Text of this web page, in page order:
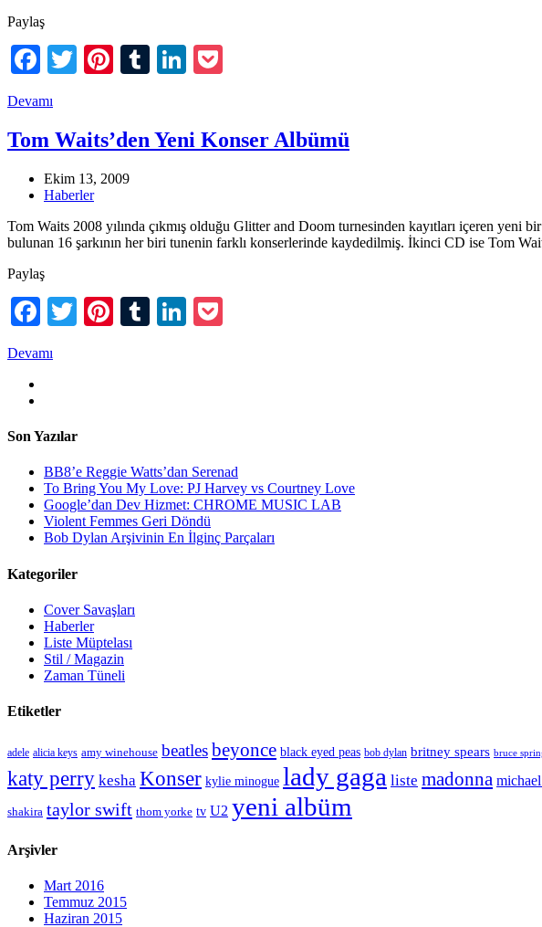
Paylaş
Facebook
TwitterPinterest
TumblrLinkedIn
Devamı
Tom Waits’den Yeni Konser Albümü
Ekim 13, 2009
Haberler
Tom Waits 2008 yılında çıkmış olduğu Glitter and Doom turnesinden kayıtları içeren yeni
bulunan 16 şarkının her biri tunenin farklı konserlerinde kaydedilmiş. İkinci CD ise Tom
Paylaş
Facebook
TwitterPinterest
TumblrLinkedIn
Devamı
Son Yazılar
BB8’e Reggie Watts’dan Serenad
To Bring You My Love: PJ Harvey vs Courtney Love
Google’dan Dev Hizmet: CHROME MUSIC LAB
Violent Femmes Geri Döndü
Bob Dylan Arşivinin En İlginç Parçaları
Kategoriler
Cover Savaşları
Haberler
Liste Müptelası
Stil / Magazin
Zaman Tüneli
Etiketler
adele alicia keys amy winehouse beatlesbeyonce black eyed peas bob dylan britney spears bruce
katy perry kesha Konser kylie minogue lady gaga liste madonna
shakira taylor swift thom yorke tv U2 yeni albüm
Arşivler
Mart 2016
Temmuz 2015
Haziran 2015